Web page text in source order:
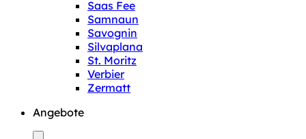
Saas Fee
Samnaun
Savognin
Silvaplana
St. Moritz
Verbier
Zermatt
Angebote